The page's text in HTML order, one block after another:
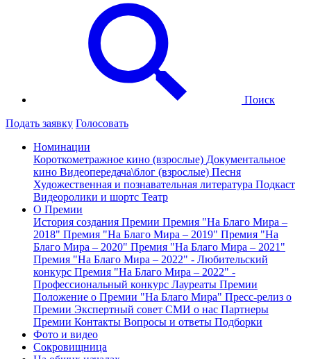
Поиск
Подать заявку Голосовать
Номинации
Короткометражное кино (взрослые) Документальное
кино Видеопередача\блог (взрослые) Песня
Художественная и познавательная литература Подкаст
Видеоролики и шортс Театр
О Премии
История создания Премии Премия "На Благо Мира –
2018" Премия "На Благо Мира – 2019" Премия "На
Благо Мира – 2020" Премия "На Благо Мира – 2021"
Премия "На Благо Мира – 2022" - Любительский
конкурс Премия "На Благо Мира – 2022" -
Профессиональный конкурс Лауреаты Премии
Положение о Премии "На Благо Мира" Пресс-релиз о
Премии Экспертный совет СМИ о нас Партнеры
Премии Контакты Вопросы и ответы Подборки
Фото и видео
Сокровищница